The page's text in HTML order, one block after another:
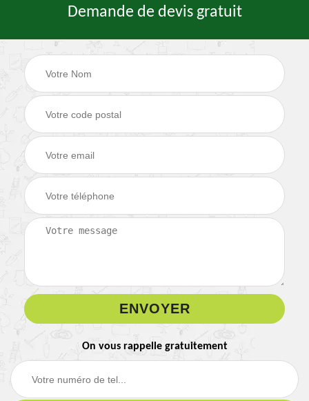
Demande de devis gratuit
On vous rappelle gratuitement